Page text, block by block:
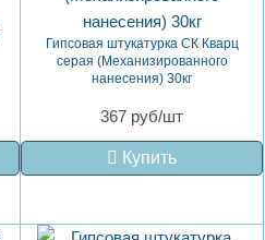
Гипсовая штукатурка СК Кварц
серая (Механизированного
нанесения) 30кг
367 руб/шт
Купить